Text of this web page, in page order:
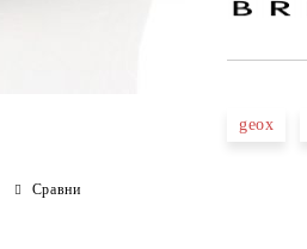
geox
Сравни